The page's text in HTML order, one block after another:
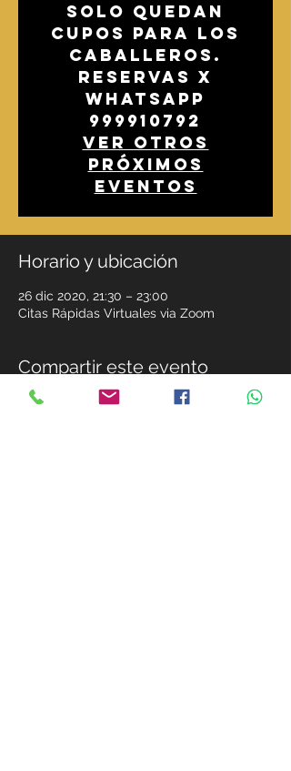
Solo quedan
cupos para los
caballeros.
Reservas x
whatsapp
999910792
Ver otros
próximos
eventos
Horario y ubicación
26 dic 2020, 21:30 – 23:00
Citas Rápidas Virtuales via Zoom
Compartir este evento